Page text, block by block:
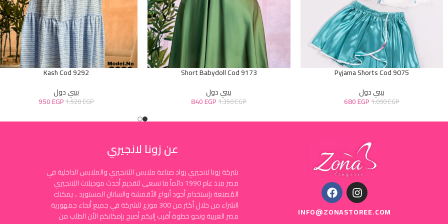
Pyjama Shorts Cod 9075
بيبي دول
1.090EGP
680EGP
Short Babydoll Cod 9173
بيبي دول
1.350EGP
840EGP
Kash Cod 9292
بيبي دول
1.520EGP
950EGP
INFO@ZONASTOREE.COM
عن زونا لانجيري
شركة زونا لانجيري رواد صناعة ملابس اللانجيري والملابس الداخلية في
مصر منذ عام 1990 دائماً ما نسعى لتقديم أحدث موديلات اللانجيري
المُصنعة بإستخدام أجود أنواع الأقمشة والساتان المستورد .. يمكنك
الشراء من خلال أكثر من 300 موزع للشركة في جميع أنحاء جمهورية
مصر العربية ونحو خطوة أقرب إليكم أصبح بإمكانكم الأن الطلب من